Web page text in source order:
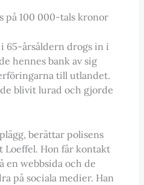
på 100 000-tals kronor
65-årsåldern drogs in i
hennes bank av sig
till utlandet.
blivit lurad och gjorde
berättar polisens
Loeffel. Hon får kontakt
en webbsida och de
på sociala medier. Han